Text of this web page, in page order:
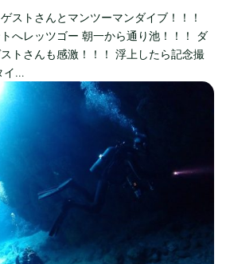
ストさんとマンツーマンダイブ！！！
へレッツゴー 朝一から通り池！！！ ダ
トさんも感激！！！ 浮上したら記念撮
イ…